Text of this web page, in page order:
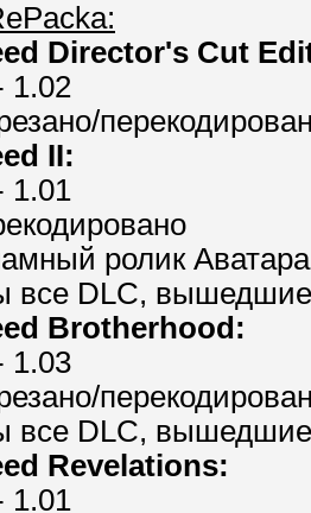
Director's Cut
1.02
II:
1.01
ролик Аватара
все DLC,
Brotherhood:
1.03
все DLC,
Revelations:
1.01